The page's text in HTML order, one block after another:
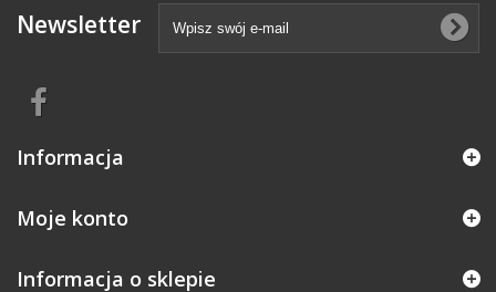
Newsletter
Informacja
Moje konto
Informacja o sklepie